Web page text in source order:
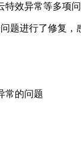
特效异常等多项
题进行了修复，
常的问题